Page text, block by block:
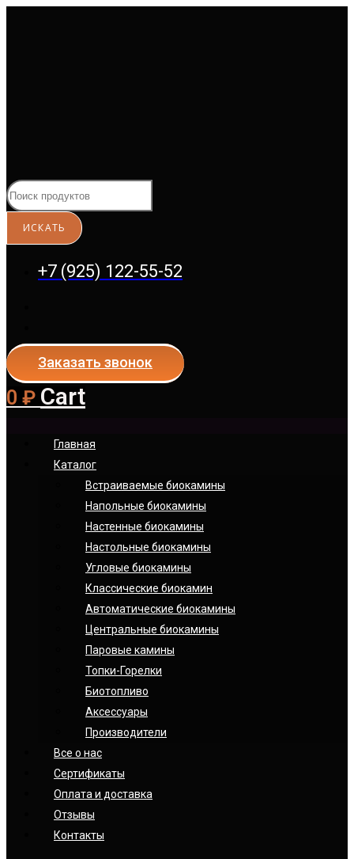
+7 (925) 122-55-52
Заказать звонок
0 ₽ Cart
Главная
Каталог
Встраиваемые биокамины
Напольные биокамины
Настенные биокамины
Настoльные биокамины
Угловые биокамины
Классические биокамин
Автоматические биокамины
Центральные биокамины
Паровые камины
Топки-Горелки
Биотопливо
Аксессуары
Производители
Все о нас
Сертификаты
Оплата и доставка
Отзывы
Контакты